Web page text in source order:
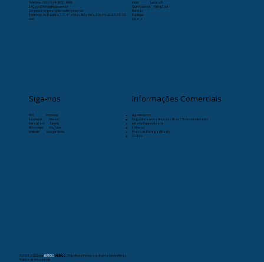
Telefone:+55 (11) 9-8263-4066
SAC: sac@livrosvikings.com.br
Originais: originais@livrosvikings.com.br
Endereço: Av. Paulista, 171 4º andar, Bela Vista, São Paulo-SP, 01310-
000
Início
Læristaðr
Quem somos
VikingCast
Notícias
Publique
Livraria
Siga-nos
RSS
Pinterest
Facebook
Deezer
Instagram
Spotify
WhatsApp
YouTube
Linkedin
Google News
Informações Comerciais
Atendimento:
Segunda a sexta-feira das 8h as 17h (exceto feriado)
Livraria Especializada:
24 horas
Prazo de Entrega (Brasil):
30 dias
© 2021- 2026por LIVROSVIKINGS . Orgulhosamente criado pela Livros Vikings.
Política de Privacidade